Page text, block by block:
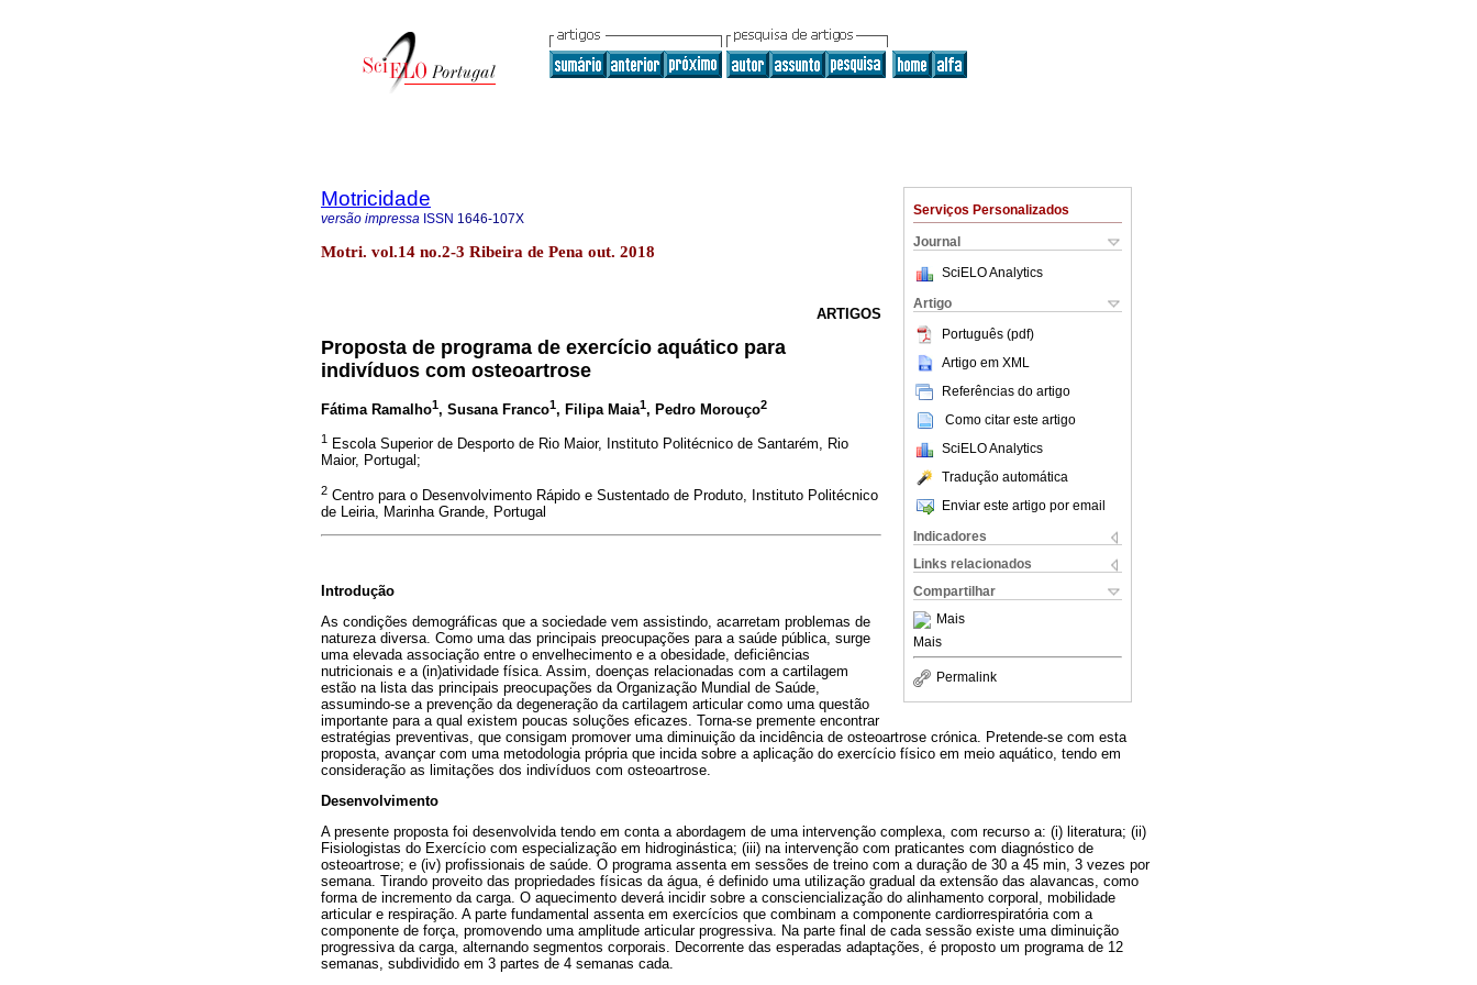
Serviços Personalizados
Journal
SciELO Analytics
Artigo
Português (pdf)
Artigo em XML
Referências do artigo
Como citar este artigo
SciELO Analytics
Tradução automática
Enviar este artigo por email
Indicadores
Links relacionados
Compartilhar
Mais
Mais
Permalink
Motricidade
versão impressa ISSN 1646-107X
Motri. vol.14 no.2-3 Ribeira de Pena out. 2018
ARTIGOS
Proposta de programa de exercício aquático para
indivíduos com osteoartrose
Fátima Ramalho1, Susana Franco1, Filipa Maia1, Pedro Morouço2
1
Escola Superior de Desporto de Rio Maior, Instituto Politécnico de Santarém, Rio
Maior, Portugal;
2 Centro para o Desenvolvimento Rápido e Sustentado de Produto, Instituto Politécnico
de Leiria, Marinha Grande, Portugal
Introdução
As condições demográficas que a sociedade vem assistindo, acarretam problemas de
natureza diversa. Como uma das principais preocupações para a saúde pública, surge
uma elevada associação entre o envelhecimento e a obesidade, deficiências
nutricionais e a (in)atividade física. Assim, doenças relacionadas com a cartilagem
estão na lista das principais preocupações da Organização Mundial de Saúde,
assumindo-se a prevenção da degeneração da cartilagem articular como uma questão
importante para a qual existem poucas soluções eficazes. Torna-se premente encontrar
estratégias preventivas, que consigam promover uma diminuição da incidência de osteoartrose crónica. Pretende-se com esta
proposta, avançar com uma metodologia própria que incida sobre a aplicação do exercício físico em meio aquático, tendo em
consideração as limitações dos indivíduos com osteoartrose.
Desenvolvimento
A presente proposta foi desenvolvida tendo em conta a abordagem de uma intervenção complexa, com recurso a: (i) literatura; (ii)
Fisiologistas do Exercício com especialização em hidroginástica; (iii) na intervenção com praticantes com diagnóstico de
osteoartrose; e (iv) profissionais de saúde. O programa assenta em sessões de treino com a duração de 30 a 45 min, 3 vezes por
semana. Tirando proveito das propriedades físicas da água, é definido uma utilização gradual da extensão das alavancas, como
forma de incremento da carga. O aquecimento deverá incidir sobre a consciencialização do alinhamento corporal, mobilidade
articular e respiração. A parte fundamental assenta em exercícios que combinam a componente cardiorrespiratória com a
componente de força, promovendo uma amplitude articular progressiva. Na parte final de cada sessão existe uma diminuição
progressiva da carga, alternando segmentos corporais. Decorrente das esperadas adaptações, é proposto um programa de 12
semanas, subdividido em 3 partes de 4 semanas cada.